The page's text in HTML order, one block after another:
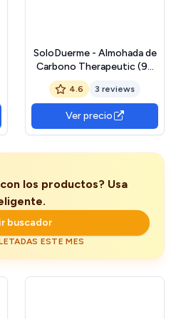
SoloDuerme - Almohada de
Carbono Therapeutic (90
cm)
4.6 3 reviews
Ver precio
los productos? Usa
buscador
ESTE MES